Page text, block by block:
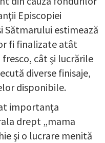
Episcopiei
Sătmarului estimează
fi finalizate atât
cât şi lucrările
diverse finisaje,
disponibile.
importanţa
drept „mama
şi o lucrare menită